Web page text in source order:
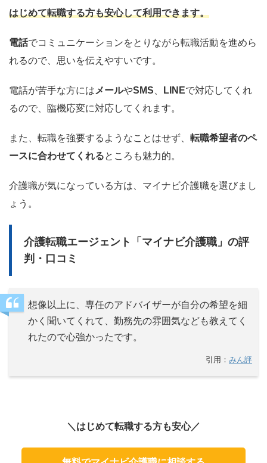
はじめて転職する方も安心して利用できます。
電話でコミュニケーションをとりながら転職活動を進めら
れるので、思いを伝えやすいです。
電話が苦手な方には メールやSMS LINEで対応してくれ
るので、臨機応変に対応してくれます。
また、転職を強要するようなことはせず、 転職希望者のペ
ースに合わせてくれるところも魅力的。
介護職が気になっている方は、マイナビ介護職を選びまし
ょう。
介護転職エージェント「マイナビ介護職」の評
判・口コミ
想像以上に、専任のアドバイザーが自分の希望を細
かく聞いてくれて、勤務先の雰囲気なども教えてく
れたので心強かったです。
引用： みん評
＼はじめて転職する方も安心／